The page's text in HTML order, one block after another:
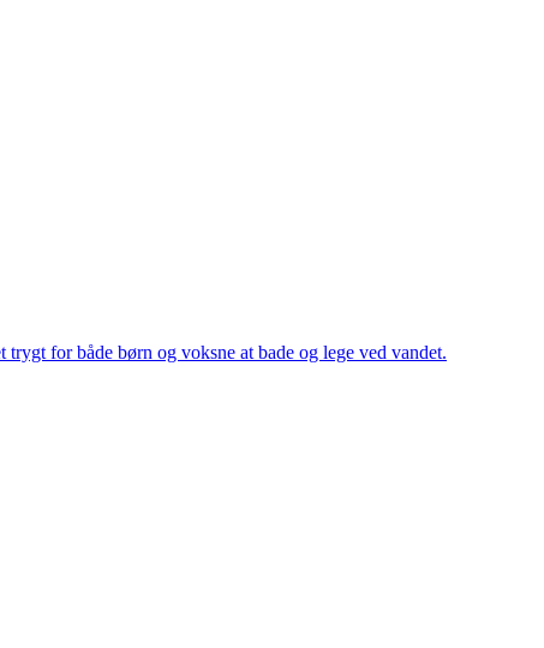
for både børn og voksne at bade og lege ved vandet.